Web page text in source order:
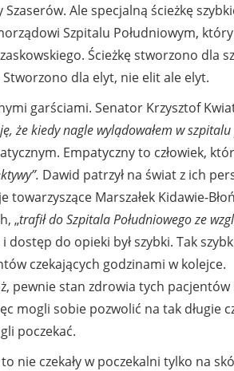
Ale specjalną ścieżkę
Szpitalu Południowym,
Ścieżkę stworzono dla
dla elyt, nie elit ale elyt.
garściami. Senator Krzysztof
że kiedy nagle wylądowałem w szpitalu
Empatyczny to człowiek,
Dawid patrzył na świat z ich
Marszałek Kidawie-
„trafił do Szpitala Południowego ze
dostęp do opieki był szybki. Tak
czekających godzinami w kolejce.
pewnie stan zdrowia tych pacjentów
mogli sobie pozwolić na tak długie
poczekać.
nie czekały w poczekalni tylko na